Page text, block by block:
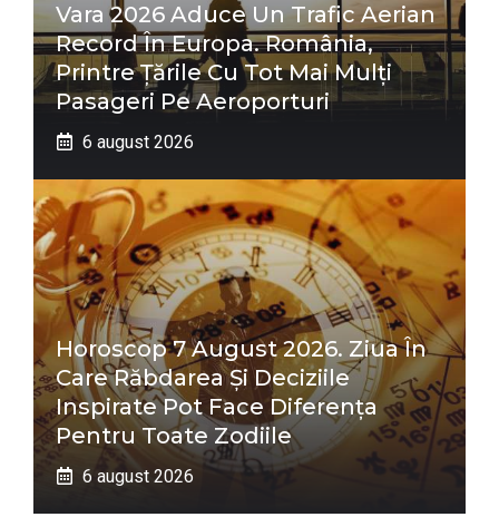
Vara 2026 Aduce Un Trafic Aerian
Record În Europa. România,
Printre Țările Cu Tot Mai Mulți
Pasageri Pe Aeroporturi
6 august 2026
Horoscop 7 August 2026. Ziua În
Care Răbdarea Și Deciziile
Inspirate Pot Face Diferența
Pentru Toate Zodiile
6 august 2026